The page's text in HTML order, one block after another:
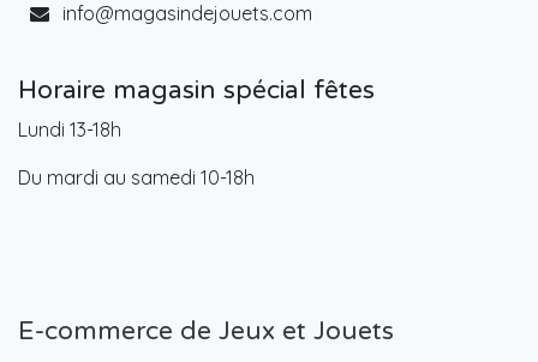
info@magasindejouets.com
Horaire magasin spécial fêtes
Lundi 13-18h
Du mardi au samedi 10-18h
E-commerce de Jeux et Jouets